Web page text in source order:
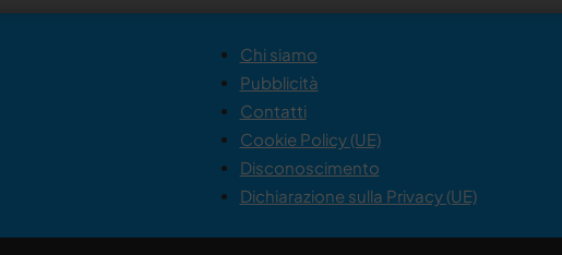
Chi siamo
Pubblicità
Contatti
Cookie Policy (UE)
Disconoscimento
Dichiarazione sulla Privacy (UE)